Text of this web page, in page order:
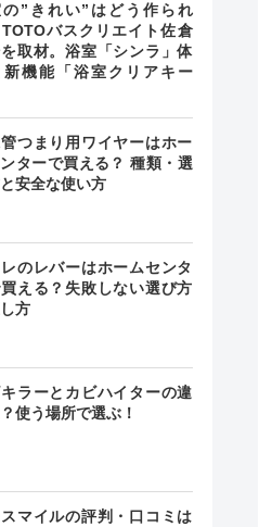
の”きれい”はどう作られ
バスクリエイト佐倉
取材。浴室「シンラ」体
新機能「浴室クリアキー
つまり用ワイヤーはホー
ターで買える？ 種類・選
安全な使い方
レのレバーはホームセンタ
える？失敗しない選び方
方
ラーとカビハイターの違
使う場所で選ぶ！
マイルの評判・口コミは